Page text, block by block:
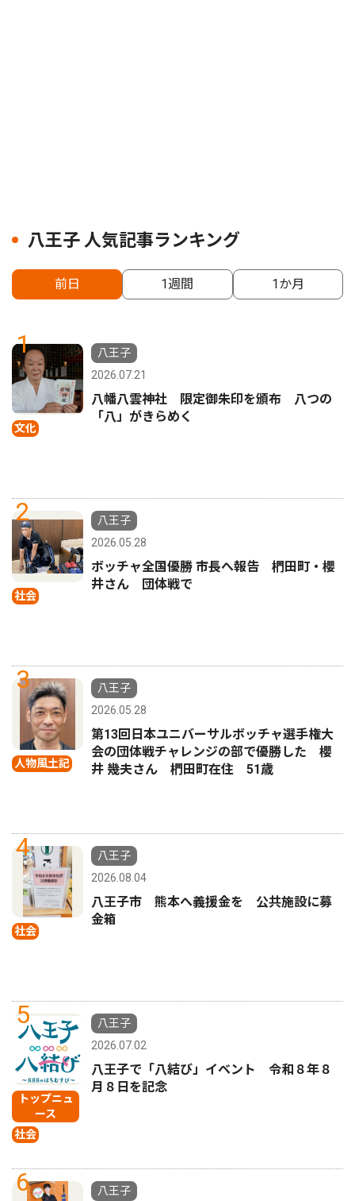
八王子 人気記事ランキング
前日 1週間 1か月
1
文化
八王子
2026.07.21
八幡八雲神社 限定御朱印を頒布 八つの
「八」がきらめく
2
社会
八王子
2026.05.28
ボッチャ全国優勝 市長へ報告 椚田町・櫻
井さん 団体戦で
3
人物風土記
八王子
2026.05.28
第13回日本ユニバーサルボッチャ選手権大
会の団体戦チャレンジの部で優勝した 櫻
井 幾夫さん 椚田町在住 51歳
4
社会
八王子
2026.08.04
八王子市 熊本へ義援金を 公共施設に募
金箱
5
トップニュ
ース
社会
八王子
2026.07.02
八王子で「八結び」イベント 令和８年８
月８日を記念
6
八王子